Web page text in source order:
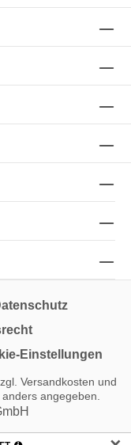
Einstellungen
Versandkosten und
angegeben.